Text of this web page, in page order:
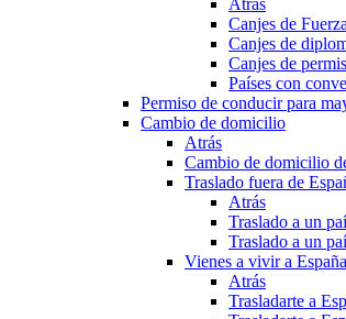
Atrás
Canjes de
Canjes de
Canjes de
Países con
Permiso de conducir para
Cambio de domicilio
Atrás
Cambio de domicilio
Traslado fuera de
Atrás
Traslado a un
Traslado a un
Vienes a vivir a España
Atrás
Trasladarte a